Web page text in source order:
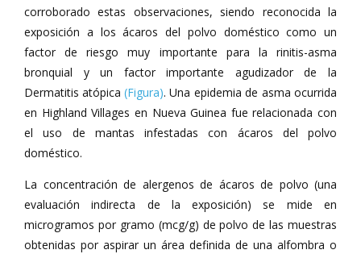
corroborado estas observaciones, siendo reconocida la
exposición a los ácaros del polvo doméstico como un
factor de riesgo muy importante para la rinitis-asma
bronquial y un factor importante agudizador de la
Dermatitis atópica (Figura). Una epidemia de asma ocurrida
en Highland Villages en Nueva Guinea fue relacionada con
el uso de mantas infestadas con ácaros del polvo
doméstico.
La concentración de alergenos de ácaros de polvo (una
evaluación indirecta de la exposición) se mide en
microgramos por gramo (mcg/g) de polvo de las muestras
obtenidas por aspirar un área definida de una alfombra o